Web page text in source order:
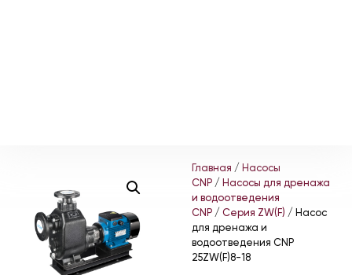
Главная / Насосы
CNP / Насосы для дренажа
и водоотведения
CNP / Серия ZW(F) / Насос
для дренажа и
водоотведения CNP
25ZW(F)8-18